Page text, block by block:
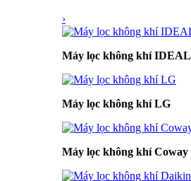
›
Máy lọc không khí IDEAL
Máy lọc không khí LG
Máy lọc không khí Coway